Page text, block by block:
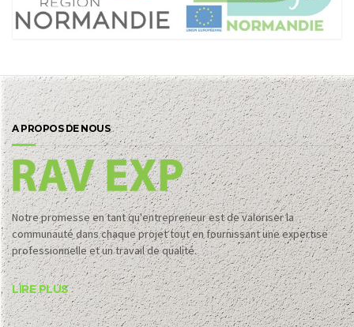
A PROPOS DE NOUS
Notre promesse en tant qu'entrepreneur est de valoriser la
communauté dans chaque projet tout en fournissant une expertise
professionnelle et un travail de qualité.
LIRE PLUS